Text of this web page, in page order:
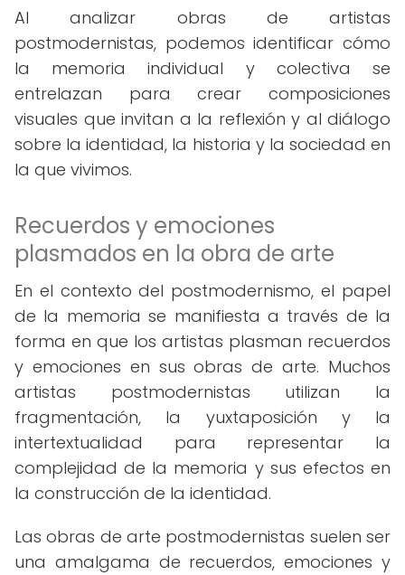
Al analizar obras de artistas
postmodernistas, podemos identificar cómo
la memoria individual y colectiva se
entrelazan para crear composiciones
visuales que invitan a la reflexión y al diálogo
sobre la identidad, la historia y la sociedad en
la que vivimos.
Recuerdos y emociones
plasmados en la obra de arte
En el contexto del postmodernismo, el papel
de la memoria se manifiesta a través de la
forma en que los artistas plasman recuerdos
y emociones en sus obras de arte. Muchos
artistas postmodernistas utilizan la
fragmentación, la yuxtaposición y la
intertextualidad para representar la
complejidad de la memoria y sus efectos en
la construcción de la identidad.
Las obras de arte postmodernistas suelen ser
una amalgama de recuerdos, emociones y